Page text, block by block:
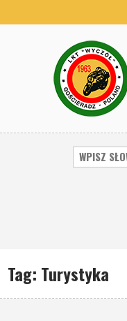
Tag: Turystyka